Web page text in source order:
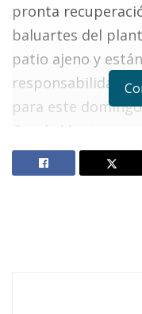
pronta
baluartes del
patio ajeno y
responsabilidad
para este
García Montero
mediodía, cuando
Enrique Reyes
su vez